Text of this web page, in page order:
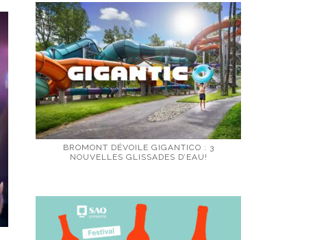
BROMONT DÉVOILE GIGANTICO : 3
NOUVELLES GLISSADES D’EAU!